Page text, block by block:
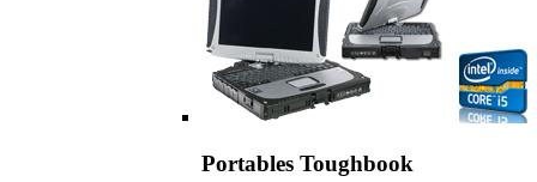
Portables Toughbook